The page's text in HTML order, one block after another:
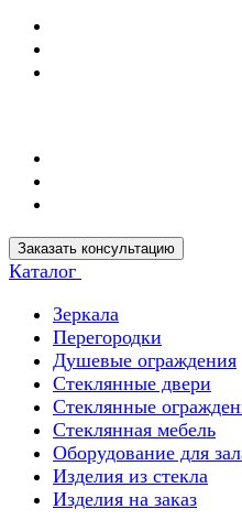
Заказать консультацию
Каталог
Зеркала
Перегородки
Душевые ограждения
Стеклянные двери
Стеклянные
Стеклянная мебель
Оборудование для
Изделия из стекла
Изделия на заказ